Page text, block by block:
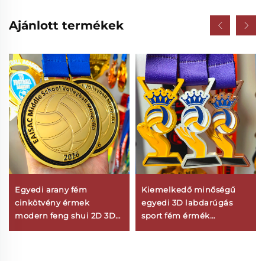
Ajánlott termékek
Egyedi arany fém
cinkötvény érmek
modern feng shui 2D 3D
Kiemelkedő minőségű
egyedi 3D labdarúgás
sport fém érmék